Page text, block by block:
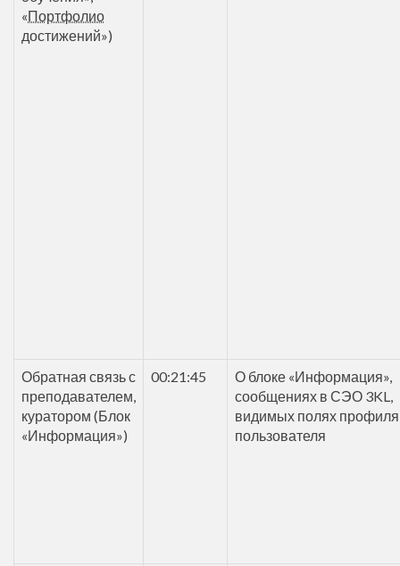
«Портфолио
достижений»)
Обратная связь с
преподавателем,
куратором (Блок
«Информация»)
00:21:45
О блоке «Информация»,
сообщениях в СЭО 3KL,
видимых полях профиля
пользователя